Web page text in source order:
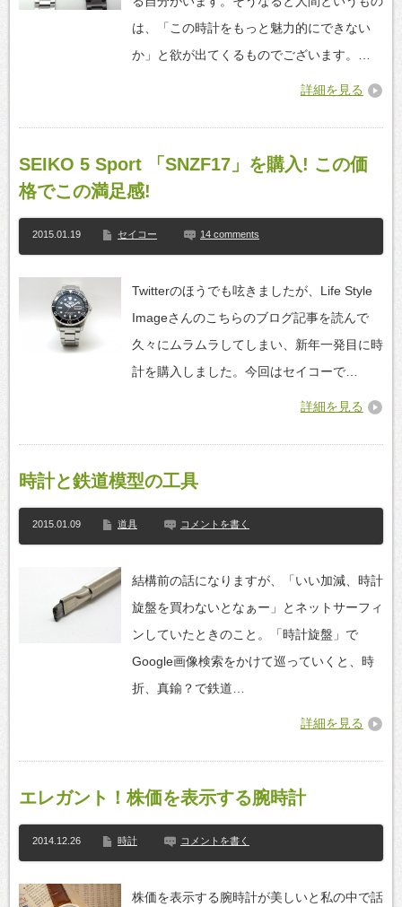
は、「この時計をもっと魅力的にできない
か」と欲が出てくるものでございます。…
詳細を見る
SEIKO 5 Sport 「SNZF17」を購入! この価
格でこの満足感!
2015.01.19 セイコー 14 comments
Twitterのほうでも呟きましたが、Life Style
Imageさんのこちらのブログ記事を読んで
久々にムラムラしてしまい、新年一発目に時
計を購入しました。今回はセイコーで…
詳細を見る
時計と鉄道模型の工具
2015.01.09 道具 コメントを書く
結構前の話になりますが、「いい加減、時計
旋盤を買わないとなぁー」とネットサーフィ
ンしていたときのこと。「時計旋盤」で
Google画像検索をかけて巡っていくと、時
折、真鍮？で鉄道…
詳細を見る
エレガント！株価を表示する腕時計
2014.12.26 時計 コメントを書く
株価を表示する腕時計が美しいと私の中で話